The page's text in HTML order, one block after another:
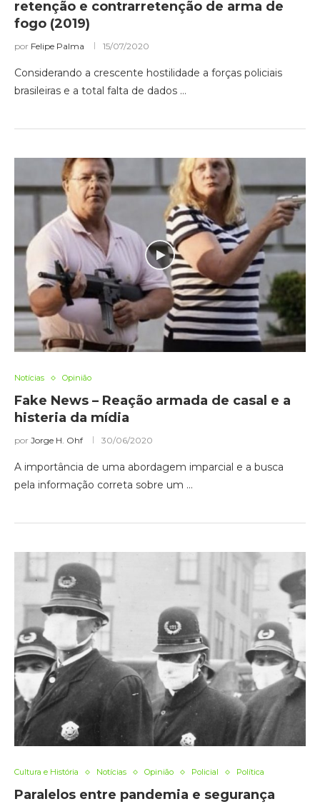
retenção e contrarretenção de arma de
fogo (2019)
por Felipe Palma 15/07/2020
Considerando a crescente hostilidade a forças policiais
brasileiras e a total falta de dados …
Notícias Opinião
Fake News – Reação armada de casal e a
histeria da mídia
por Jorge H. Ohf 30/06/2020
A importância de uma abordagem imparcial e a busca
pela informação correta sobre um …
Cultura e História Notícias Opinião Policial Política
Paralelos entre pandemia e segurança